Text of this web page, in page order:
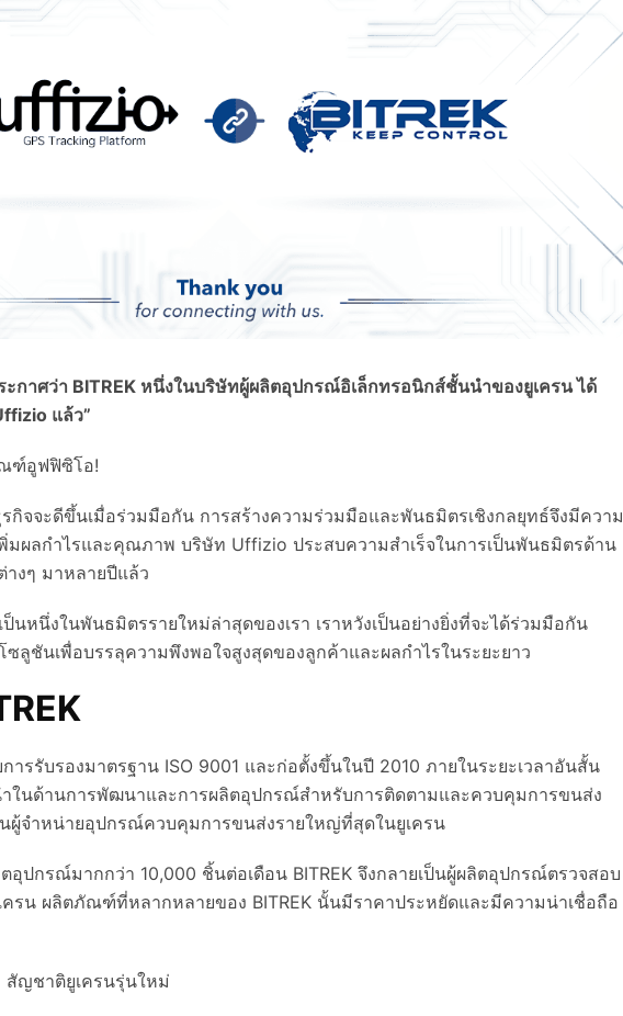
ะกาศว่า BITREK หนึ่งในบริษัทผู้ผลิตอุปกรณ์อิเล็กทรอนิกส์ชั้นนำของยูเครน ได้
แล้ว”
ฑ์อูฟฟิซิโอ!
กิจจะดีขึ้นเมื่อร่วมมือกัน การสร้างความร่วมมือและพันธมิตรเชิงกลยุทธ์จึงมีความ
มผลกำไรและคุณภาพ บริษัท Uffizio ประสบความสำเร็จในการเป็นพันธมิตรด้าน
งๆ มาหลายปีแล้ว
ป็นหนึ่งในพันธมิตรรายใหม่ล่าสุดของเรา เราหวังเป็นอย่างยิ่งที่จะได้ร่วมมือกัน
ซลูชันเพื่อบรรลุความพึงพอใจสูงสุดของลูกค้าและผลกำไรในระยะยาว
ารรับรองมาตรฐาน ISO 9001 และก่อตั้งขึ้นในปี 2010 ภายในระยะเวลาอันสั้น
ในด้านการพัฒนาและการผลิตอุปกรณ์สำหรับการติดตามและควบคุมการขนส่ง
นผู้จำหน่ายอุปกรณ์ควบคุมการขนส่งรายใหญ่ที่สุดในยูเครน
อุปกรณ์มากกว่า 10,000 ชิ้นต่อเดือน BITREK จึงกลายเป็นผู้ผลิตอุปกรณ์ตรวจสอบ
รน ผลิตภัณฑ์ที่หลากหลายของ BITREK นั้นมีราคาประหยัดและมีความน่าเชื่อถือ
สัญชาติยูเครนรุ่นใหม่